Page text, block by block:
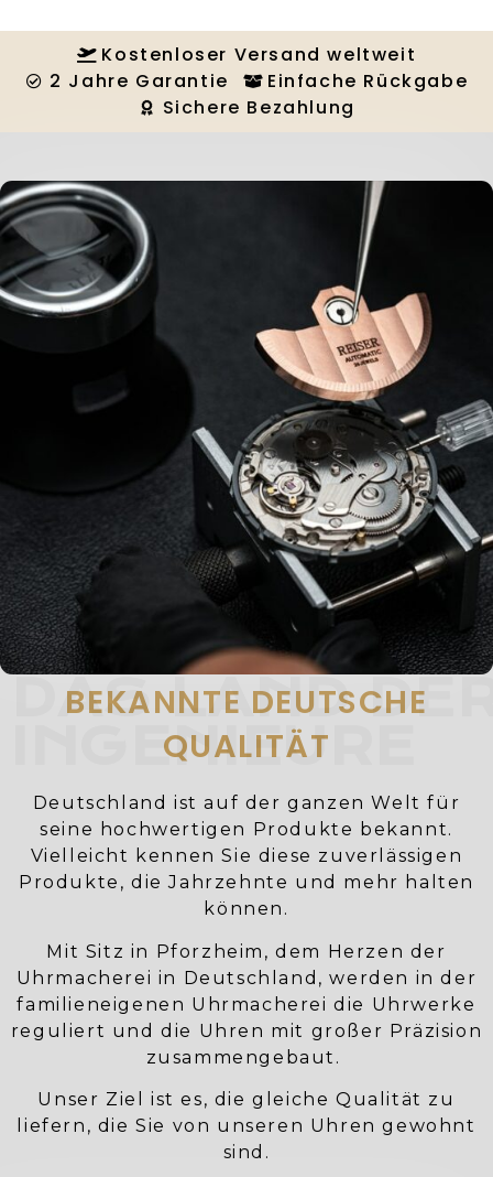
Kostenloser Versand weltweit
2 Jahre Garantie
Einfache Rückgabe
Sichere Bezahlung
BEKANNTE DEUTSCHE
QUALITÄT
DAS LAND
INGENIEURE
Deutschland ist auf der ganzen Welt für
seine hochwertigen Produkte bekannt.
Vielleicht kennen Sie diese zuverlässigen
Produkte, die Jahrzehnte und mehr halten
können.
Mit Sitz in Pforzheim, dem Herzen der
Uhrmacherei in Deutschland, werden in der
familieneigenen Uhrmacherei die Uhrwerke
reguliert und die Uhren mit großer Präzision
zusammengebaut.
Unser Ziel ist es, die gleiche Qualität zu
liefern, die Sie von unseren Uhren gewohnt
sind.